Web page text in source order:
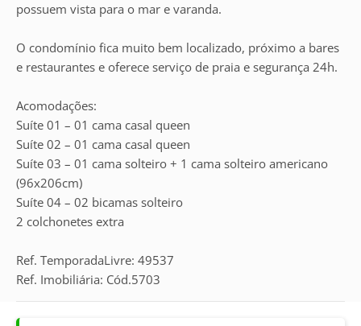
possuem vista para o mar e varanda.
O condomínio fica muito bem localizado, próximo a bares
e restaurantes e oferece serviço de praia e segurança 24h.
Acomodações:
Suíte 01 – 01 cama casal queen
Suíte 02 – 01 cama casal queen
Suíte 03 – 01 cama solteiro + 1 cama solteiro americano
(96x206cm)
Suíte 04 – 02 bicamas solteiro
2 colchonetes extra
Ref. TemporadaLivre: 49537
Ref. Imobiliária: Cód.5703